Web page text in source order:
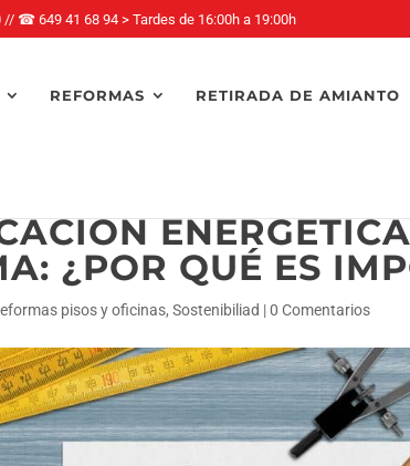
// ☎ 649 41 68 94 > Tardes de 16:00h a 19:00h
REFORMAS RETIRADA DE AMIANTO
¿POR QUÉ ES
pisos y oficinas,Sostenibiliad |0 Comentarios